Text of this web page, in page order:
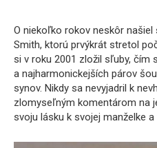
O niekoľko rokov neskôr našiel
Smith, ktorú prvýkrát stretol
si v roku 2001 zložil sľuby, čím
a najharmonickejších párov
synov. Nikdy sa nevyjadril k
zlomyseľným komentárom na
svoju lásku k svojej manželke